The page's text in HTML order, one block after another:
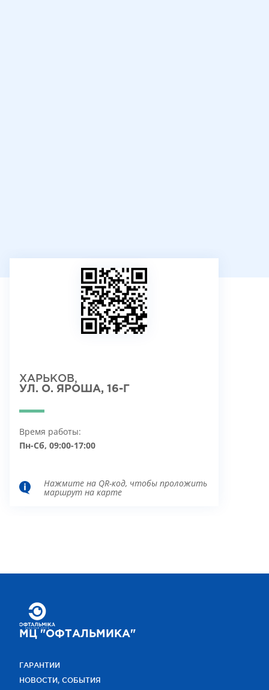
ХАРЬКОВ,
УЛ. О. ЯРОША, 16-Г
Время работы:
Пн-Сб, 09:00-17:00
Нажмите на QR-код, чтобы проложить
маршрут на карте
МЦ "ОФТАЛЬМИКА"
ГАРАНТИИ
НОВОСТИ, СОБЫТИЯ